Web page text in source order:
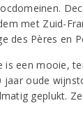
met Zuid-
des Pères en
is een mooie,
oude
geplukt.